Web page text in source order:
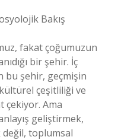
Bakış
fakat çoğumuzun
bir şehir. İç
bu şehir, geçmişin
çeşitliliği ve
çekiyor. Ama
geliştirmek,
değil, toplumsal